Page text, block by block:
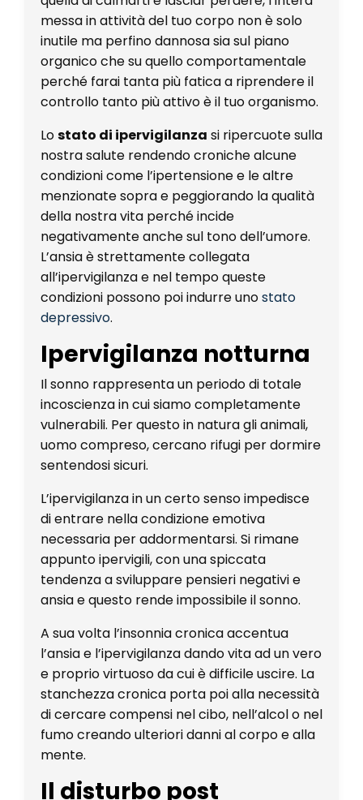
messa in attività del tuo corpo non è solo
inutile ma perfino dannosa sia sul piano
organico che su quello comportamentale
perché farai tanta più fatica a riprendere il
controllo tanto più attivo è il tuo organismo.
Lostato di ipervigilanza si ripercuote sulla
nostra salute rendendo croniche alcune
condizioni come l’ipertensione e le altre
menzionate sopra e peggiorando la qualità
della nostra vita perché incide
negativamente anche sul tono dell’umore.
L’ansia è strettamente collegata
all’ipervigilanza e nel tempo queste
condizioni possono poi indurre unostato
depressivo.
Ipervigilanza notturna
Il sonno rappresenta un periodo di totale
incoscienza in cui siamo completamente
vulnerabili. Per questo in natura gli animali,
uomo compreso, cercano rifugi per dormire
sentendosi sicuri.
L’ipervigilanza in un certo senso impedisce
di entrare nella condizione emotiva
necessaria per addormentarsi. Si rimane
appunto ipervigili, con una spiccata
tendenza a sviluppare pensieri negativi e
ansia e questo rende impossibile il sonno.
A sua volta l’insonnia cronica accentua
l’ansia e l’ipervigilanza dando vita ad un vero
e proprio virtuoso da cui è difficile uscire. La
stanchezza cronica porta poi alla necessità
di cercare compensi nel cibo, nell’alcol o nel
fumo creando ulteriori danni al corpo e alla
mente.
Il disturbo post